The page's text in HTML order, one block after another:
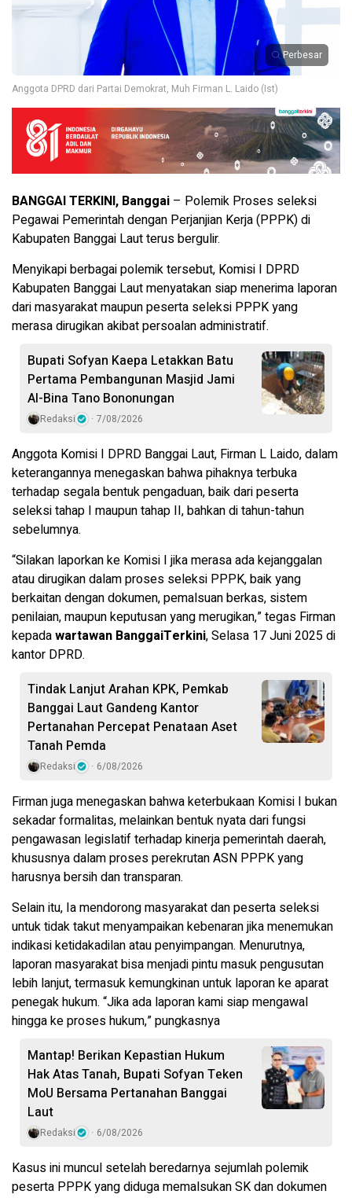
Perbesar
Anggota DPRD dari Partai Demokrat, Muh Firman L. Laido (Ist)
BANGGAI TERKINI, Banggai – Polemik Proses seleksi
Pegawai Pemerintah dengan Perjanjian Kerja (PPPK) di
Kabupaten Banggai Laut terus bergulir.
Menyikapi berbagai polemik tersebut, Komisi I DPRD
Kabupaten Banggai Laut menyatakan siap menerima laporan
dari masyarakat maupun peserta seleksi PPPK yang
merasa dirugikan akibat persoalan administratif.
Bupati Sofyan Kaepa Letakkan Batu
Pertama Pembangunan Masjid Jami
Al-Bina Tano Bononungan
Redaksi 7/08/2026
Anggota Komisi I DPRD Banggai Laut, Firman L Laido, dalam
keterangannya menegaskan bahwa pihaknya terbuka
terhadap segala bentuk pengaduan, baik dari peserta
seleksi tahap I maupun tahap II, bahkan di tahun-tahun
sebelumnya.
“Silakan laporkan ke Komisi I jika merasa ada kejanggalan
atau dirugikan dalam proses seleksi PPPK, baik yang
berkaitan dengan dokumen, pemalsuan berkas, sistem
penilaian, maupun keputusan yang merugikan,” tegas Firman
kepadawartawan BanggaiTerkini, Selasa 17 Juni 2025 di
kantor DPRD.
Tindak Lanjut Arahan KPK, Pemkab
Banggai Laut Gandeng Kantor
Pertanahan Percepat Penataan Aset
Tanah Pemda
Redaksi 6/08/2026
Firman juga menegaskan bahwa keterbukaan Komisi I bukan
sekadar formalitas, melainkan bentuk nyata dari fungsi
pengawasan legislatif terhadap kinerja pemerintah daerah,
khususnya dalam proses perekrutan ASN PPPK yang
harusnya bersih dan transparan.
Selain itu, Ia mendorong masyarakat dan peserta seleksi
untuk tidak takut menyampaikan kebenaran jika menemukan
indikasi ketidakadilan atau penyimpangan. Menurutnya,
laporan masyarakat bisa menjadi pintu masuk pengusutan
lebih lanjut, termasuk kemungkinan untuk laporan ke aparat
penegak hukum. “Jika ada laporan kami siap mengawal
hingga ke proses hukum,” pungkasnya
Mantap! Berikan Kepastian Hukum
Hak Atas Tanah, Bupati Sofyan Teken
MoU Bersama Pertanahan Banggai
Laut
Redaksi 6/08/2026
Kasus ini muncul setelah beredarnya sejumlah polemik
peserta PPPK yang diduga memalsukan SK dan dokumen